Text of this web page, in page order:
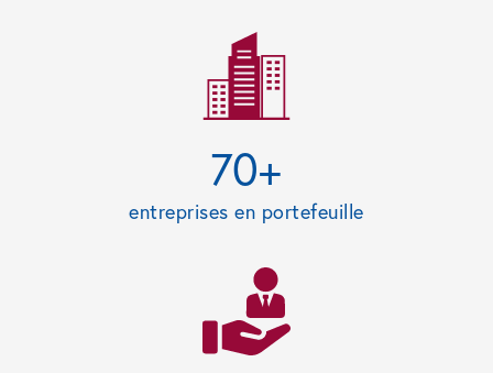
70+
entreprises en portefeuille